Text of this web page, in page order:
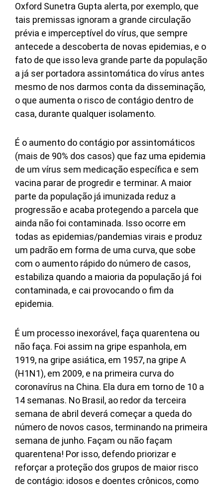
Oxford Sunetra Gupta alerta, por exemplo, que
tais premissas ignoram a grande circulação
prévia e imperceptível do vírus, que sempre
antecede a descoberta de novas epidemias, e o
fato de que isso leva grande parte da população
a já ser portadora assintomática do vírus antes
mesmo de nos darmos conta da disseminação,
o que aumenta o risco de contágio dentro de
casa, durante qualquer isolamento.
É o aumento do contágio por assintomáticos
(mais de 90% dos casos) que faz uma epidemia
de um vírus sem medicação específica e sem
vacina parar de progredir e terminar. A maior
parte da população já imunizada reduz a
progressão e acaba protegendo a parcela que
ainda não foi contaminada. Isso ocorre em
todas as epidemias/pandemias virais e produz
um padrão em forma de uma curva, que sobe
com o aumento rápido do número de casos,
estabiliza quando a maioria da população já foi
contaminada, e cai provocando o fim da
epidemia.
É um processo inexorável, faça quarentena ou
não faça. Foi assim na gripe espanhola, em
1919, na gripe asiática, em 1957, na gripe A
(H1N1), em 2009, e na primeira curva do
coronavírus na China. Ela dura em torno de 10 a
14 semanas. No Brasil, ao redor da terceira
semana de abril deverá começar a queda do
número de novos casos, terminando na primeira
semana de junho. Façam ou não façam
quarentena! Por isso, defendo priorizar e
reforçar a proteção dos grupos de maior risco
de contágio: idosos e doentes crônicos, como